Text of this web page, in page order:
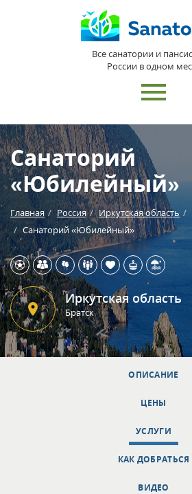
Все санатории и
России в одном
Санаторий
«Юбилейный»
Главная Россия Иркутская область
Санаторий «Юбилейный»
Иркутская область
Братск
ОПИСАНИЕ
ЦЕНЫ
УСЛУГИ
КАК ДОБРАТЬСЯ
ВИДЕО